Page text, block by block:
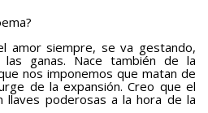
amor siempre, se va gestando,
ganas. Nace también de la
nos imponemos que matan de
de la expansión. Creo que el
llaves poderosas a la hora de la